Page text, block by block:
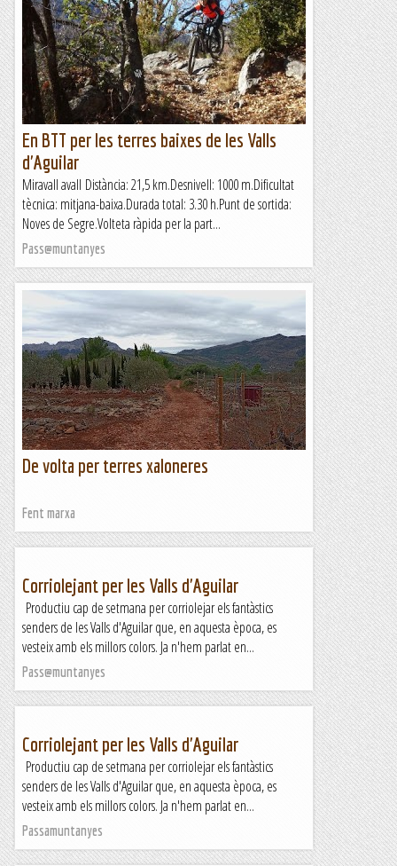
En BTT per les terres baixes de les Valls
d'Aguilar
Miravall avall Distància: 21,5 km.Desnivell: 1000 m.Dificultat
tècnica: mitjana-baixa.Durada total: 3.30 h.Punt de sortida:
Noves de Segre.Volteta ràpida per la part...
Pass@muntanyes
De volta per terres xaloneres
Fent marxa
Corriolejant per les Valls d'Aguilar
Productiu cap de setmana per corriolejar els fantàstics
senders de les Valls d'Aguilar que, en aquesta època, es
vesteix amb els millors colors. Ja n'hem parlat en...
Pass@muntanyes
Corriolejant per les Valls d'Aguilar
Productiu cap de setmana per corriolejar els fantàstics
senders de les Valls d'Aguilar que, en aquesta època, es
vesteix amb els millors colors. Ja n'hem parlat en...
Passamuntanyes